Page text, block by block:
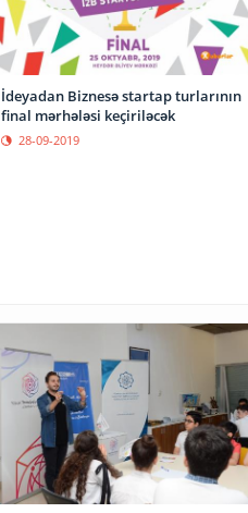
İdeyadan Biznesə startap turlarının
final mərhələsi keçiriləcək
28-09-2019